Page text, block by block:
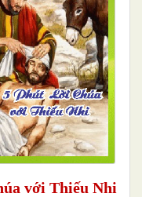
với Thiếu Nhi